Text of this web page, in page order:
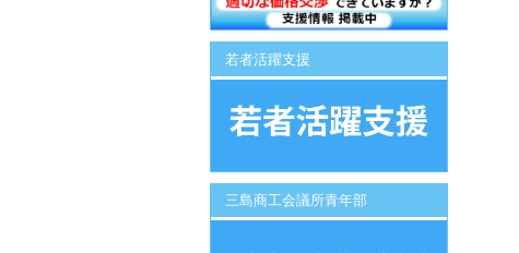
若者活躍支援
三島商工会議所青年部